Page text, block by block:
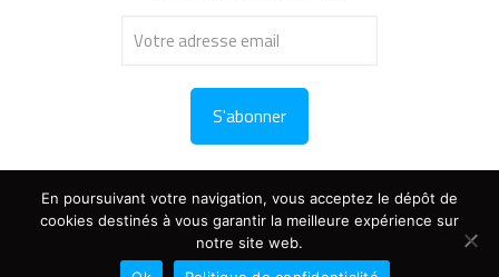
Copyright : tous droits résevés © 2024 V-Dogg
En poursuivant votre navigation, vous acceptez le dépôt de
cookies destinés à vous garantir la meilleure expérience sur
notre site web.